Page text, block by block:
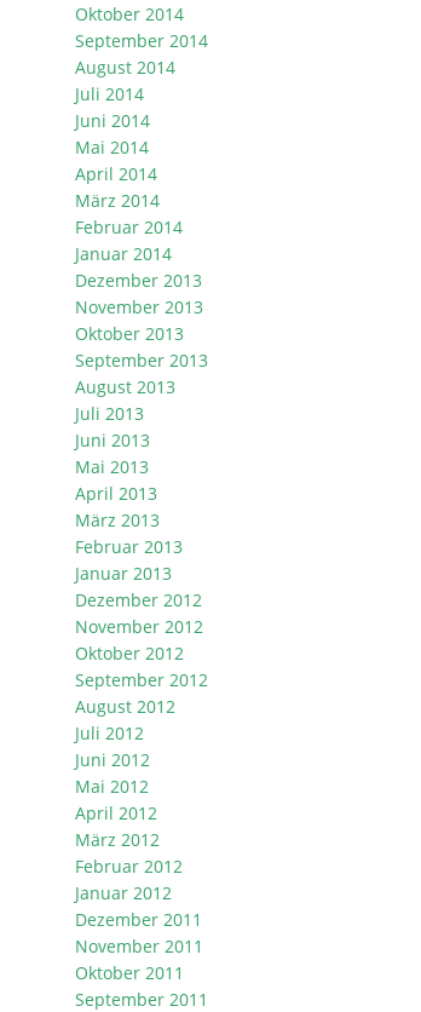
Oktober 2014
September 2014
August 2014
Juli 2014
Juni 2014
Mai 2014
April 2014
März 2014
Februar 2014
Januar 2014
Dezember 2013
November 2013
Oktober 2013
September 2013
August 2013
Juli 2013
Juni 2013
Mai 2013
April 2013
März 2013
Februar 2013
Januar 2013
Dezember 2012
November 2012
Oktober 2012
September 2012
August 2012
Juli 2012
Juni 2012
Mai 2012
April 2012
März 2012
Februar 2012
Januar 2012
Dezember 2011
November 2011
Oktober 2011
September 2011